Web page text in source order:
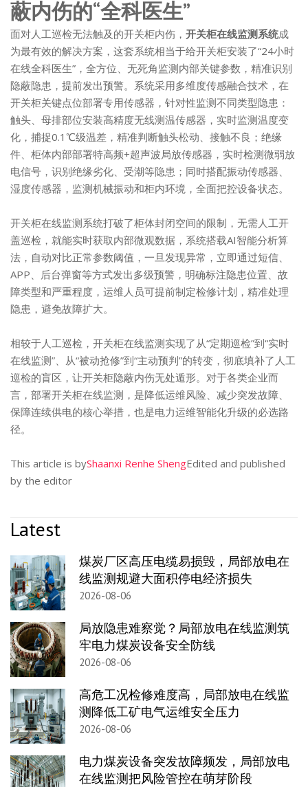
蔽内伤的“全科医生”
面对人工巡检无法触及的开关柜内伤， 开关柜在线监测系统成
为最有效的解决方案，这套系统相当于给开关柜安装了“24小时
在线全科医生”，全方位、无死角监测内部关键参数，精准识别
隐蔽隐患，提前发出预警。系统采用多维度传感融合技术，在
开关柜关键点位部署专用传感器，针对性监测不同类型隐患：
触头、母排部位安装高精度无线测温传感器，实时监测温度变
化，捕捉0.1℃级温差，精准判断触头松动、接触不良；绝缘
件、柜体内部部署特高频+超声波局放传感器，实时检测微弱放
电信号，识别绝缘劣化、受潮等隐患；同时搭配振动传感器、
湿度传感器，监测机械振动和柜内环境，全面把控设备状态。
开关柜在线监测系统打破了柜体封闭空间的限制，无需人工开
盖巡检，就能实时获取内部微观数据，系统搭载AI智能分析算
法，自动对比正常参数阈值，一旦发现异常，立即通过短信、
APP、后台弹窗等方式发出多级预警，明确标注隐患位置、故
障类型和严重程度，运维人员可提前制定检修计划，精准处理
隐患，避免故障扩大。
相较于人工巡检，开关柜在线监测实现了从“定期巡检”到“实时
在线监测”、从“被动抢修”到“主动预判”的转变，彻底填补了人工
巡检的盲区，让开关柜隐蔽内伤无处遁形。对于各类企业而
言，部署开关柜在线监测，是降低运维风险、减少突发故障、
保障连续供电的核心举措，也是电力运维智能化升级的必选路
径。
This article is byShaanxi Renhe ShengEdited and published
by the editor
Latest
煤炭厂区高压电缆易损毁，局部放电在
线监测规避大面积停电经济损失
2026-08-06
局放隐患难察觉？局部放电在线监测筑
牢电力煤炭设备安全防线
2026-08-06
高危工况检修难度高，局部放电在线监
测降低工矿电气运维安全压力
2026-08-06
电力煤炭设备突发故障频发，局部放电
在线监测把风险管控在萌芽阶段